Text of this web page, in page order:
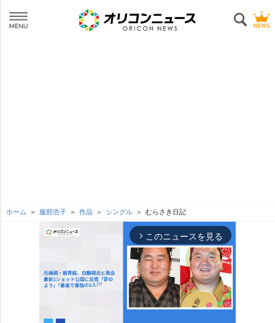
ホーム 服部浩子 作品 シングル むらさき日記
arrow_forward_ios このニュースを見る